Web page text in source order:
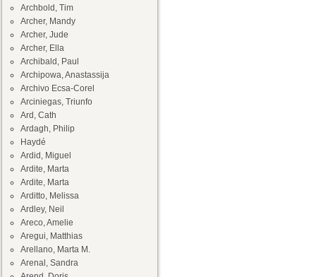
Archbold, Tim
Archer, Mandy
Archer, Jude
Archer, Ella
Archibald, Paul
Archipowa, Anastassija
Archivo Ecsa-Corel
Arciniegas, Triunfo
Ard, Cath
Ardagh, Philip
Haydé
Ardid, Miguel
Ardite, Marta
Ardite, Marta
Arditto, Melissa
Ardley, Neil
Areco, Amelie
Aregui, Matthias
Arellano, Marta M.
Arenal, Sandra